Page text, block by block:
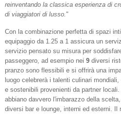
reinventando la classica esperienza di
di viaggiatori di lusso. "
Con la combinazione perfetta di spazi
equipaggio da 1.25 a 1 assicura un
servizio pensato su misura per
passeggero, ad esempio nei 9 diversi
pranzo sono flessibili e si offrirà una
luogo celebrerà i talenti culinari
e sostenibili provenienti da partner
abbiano davvero l'imbarazzo della
diversi bar e lounge, interni ed esterni. Il